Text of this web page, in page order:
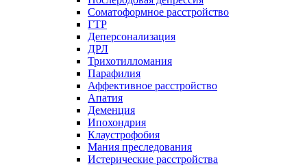
Соматоформное расстройство
ГТР
Деперсонализация
ДРЛ
Трихотилломания
Парафилия
Аффективное расстройство
Апатия
Деменция
Ипохондрия
Клаустрофобия
Мания преследования
Истерические расстройства